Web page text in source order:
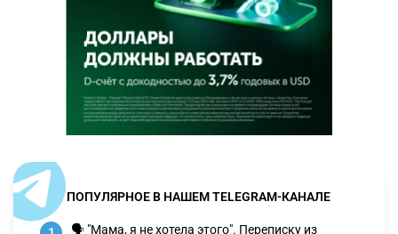
ПОПУЛЯРНОЕ В НАШЕМ TELEGRAM-КАНАЛЕ
🗣 "Мама, я не хотела этого". Переписку из